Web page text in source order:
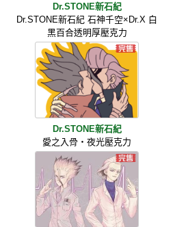
Dr.STONE新石紀
Dr.STONE新石紀 石神千空×Dr.X 白
黑百合透明厚壓克力
Dr.STONE新石紀
愛之入骨・夜光壓克力